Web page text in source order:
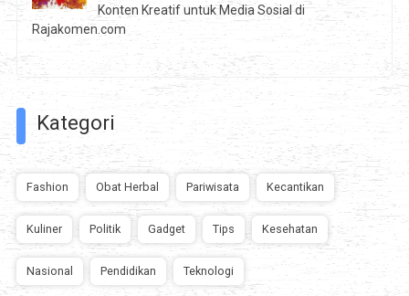
Konten Kreatif untuk Media Sosial di
Rajakomen.com
Kategori
Fashion Obat Herbal Pariwisata Kecantikan
Kuliner Politik Gadget Tips Kesehatan
Nasional Pendidikan Teknologi